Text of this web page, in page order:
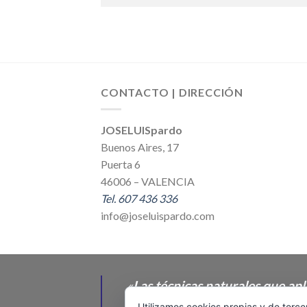
CONTACTO | DIRECCIÓN
JOSELUISpardo
Buenos Aires, 17
Puerta 6
46006 – VALENCIA
Tel. 607 436 336
info@joseluispardo.com
«Las técnicas naturales que